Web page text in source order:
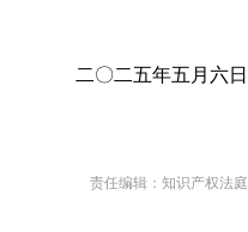
二〇二五年五月六日
责任编辑：知识产权法庭